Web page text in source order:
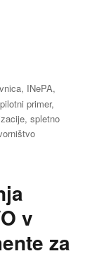
, INePA,
pilotni primer,
,spletno
v
za